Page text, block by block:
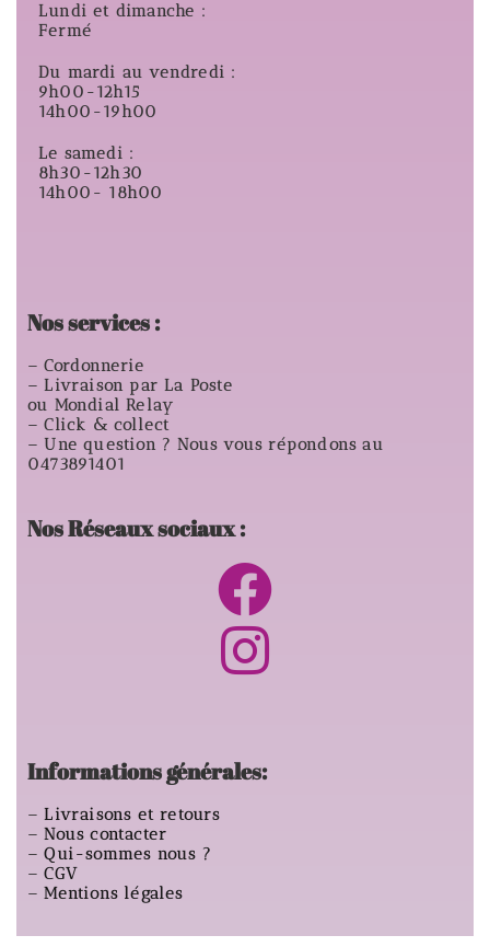
Lundi et dimanche :
Fermé
Du mardi au vendredi :
9h00-12h15
14h00-19h00
Le samedi :
8h30-12h30
14h00- 18h00
Nos services :
– Cordonnerie
– Livraison par La Poste
ou Mondial Relay
– Click & collect
– Une question ? Nous vous répondons au
0473891401
Nos Réseaux sociaux :
Informations générales:
–Livraisons et retours
–Nous contacter
–Qui-sommes nous ?
–CGV
–Mentions légales